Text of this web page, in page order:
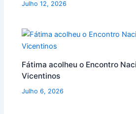
Julho 12, 2026
Fátima acolheu o Encontro
Vicentinos
Julho 6, 2026